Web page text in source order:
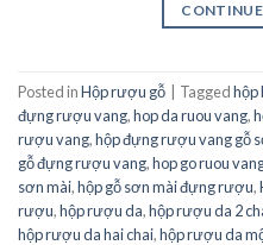
Posted inHộp rượu gỗ Taggedhộp
đựng rượu vang,hop da ruou vang,
rượu vang,hộp đựng rượu vang gỗ
gỗ đựng rượu vang,hop go ruou
sơn mài,hộp gỗ sơn mài đựng rượu,
rượu,hộp rượu da,hộp rượu da 2
hộp rượu da hai chai,hộp rượu da